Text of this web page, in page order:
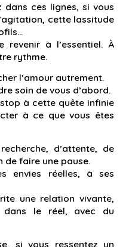
dans ces lignes, si vous
cette lassitude
à l’essentiel. À
rythme.
l’amour autrement.
soin de vous d’abord.
à cette quête infinie
à ce que vous êtes
d’attente, de
de faire une pause.
envies réelles, à ses
une relation vivante,
dans le réel, avec du
si vous ressentez un